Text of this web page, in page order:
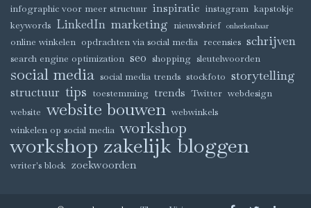
infographic voor meer structuur inspiratie instagram kapstokje
keywords LinkedIn marketing nieuwsbrief onherkenbaar
online winkelen opdrachten via social media recensies schrijven
search engine optimization seo shopping sleutelwoorden
social media social media trends stockfoto storytelling
structuur tips toestemming trends Twitter webdesign
website website bouwen webwinkels
winkelen op social media workshop
workshop zakelijk bloggen
writer's block zoekwoorden